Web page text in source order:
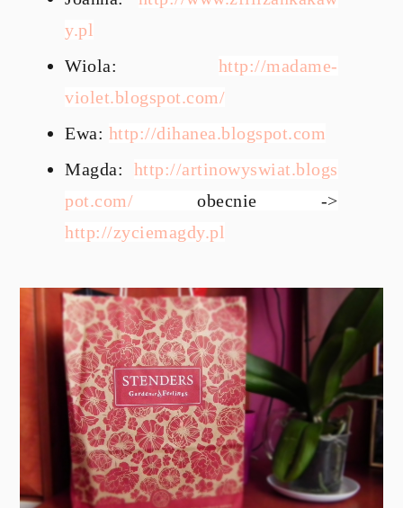
y.pl
Wiola: http://madame-
violet.blogspot.com/
Ewa: http://dihanea.blogspot.com
Magda: http://artinowyswiat.blogs
pot.com/ obecnie ->
http://zyciemagdy.pl